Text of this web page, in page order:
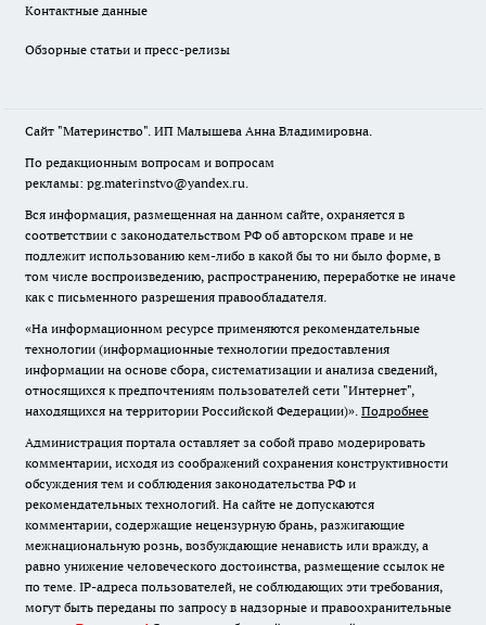
Контактные данные
Обзорные статьи и пресс-релизы
Сайт "Материнство". ИП Малышева Анна Владимировна.
По редакционным вопросам и вопросам
рекламы: pg.materinstvo@yandex.ru.
Вся информация, размещенная на данном сайте, охраняется в
соответствии с законодательством РФ об авторском праве и не
подлежит использованию кем-либо в какой бы то ни было форме, в
том числе воспроизведению, распространению, переработке не иначе
как с письменного разрешения правообладателя.
«На информационном ресурсе применяются рекомендательные
технологии (информационные технологии предоставления
информации на основе сбора, систематизации и анализа сведений,
относящихся к предпочтениям пользователей сети "Интернет",
находящихся на территории Российской Федерации)». Подробнее
Администрация портала оставляет за собой право модерировать
комментарии, исходя из соображений сохранения конструктивности
обсуждения тем и соблюдения законодательства РФ и
рекомендательных технологий. На сайте не допускаются
комментарии, содержащие нецензурную брань, разжигающие
межнациональную рознь, возбуждающие ненависть или вражду, а
равно унижение человеческого достоинства, размещение ссылок не
по теме. IP-адреса пользователей, не соблюдающих эти требования,
могут быть переданы по запросу в надзорные и правоохранительные